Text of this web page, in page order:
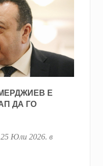
Е
ДА ГО
Юли 2026. в